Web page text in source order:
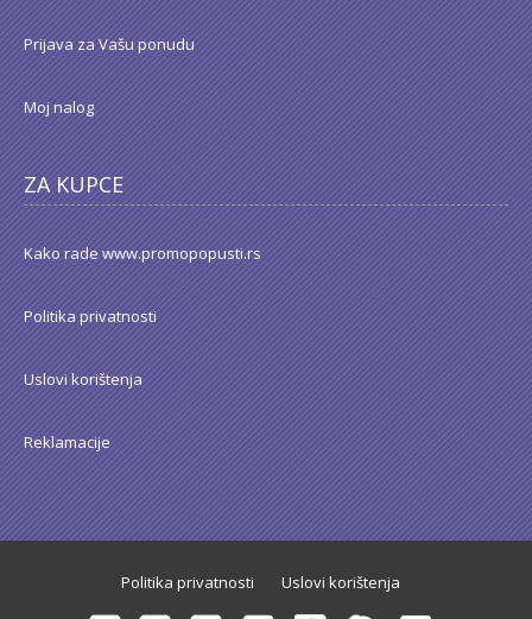
Prijava za Vašu ponudu
Moj nalog
ZA KUPCE
Kako rade www.promopopusti.rs
Politika privatnosti
Uslovi korištenja
Reklamacije
Politika privatnosti Uslovi korištenja